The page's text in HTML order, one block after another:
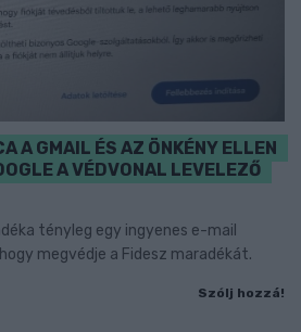
A GMAIL ÉS AZ ÖNKÉNY ELLEN
A VÉDVONAL LEVELEZŐ
tényleg egy ingyenes e-mail
megvédje a Fidesz maradékát.
Szólj hozzá!